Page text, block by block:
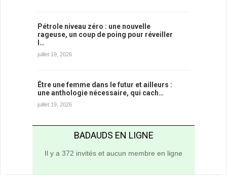
Pétrole niveau zéro : une nouvelle
rageuse, un coup de poing pour réveiller
l…
juillet 19, 2026
Être une femme dans le futur et ailleurs :
une anthologie nécessaire, qui cach…
juillet 19, 2026
BADAUDS EN LIGNE
Il y a 372 invités et aucun membre en ligne